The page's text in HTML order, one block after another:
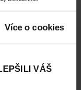
Více o cookies
VÁŠ